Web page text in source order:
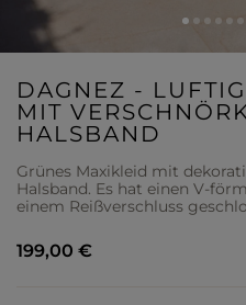
DAGNEZ -
MIT
HALSBAND
Grünes Maxikleid mit
Halsband. Es hat einen V-
einem Reißverschluss
199,00 €